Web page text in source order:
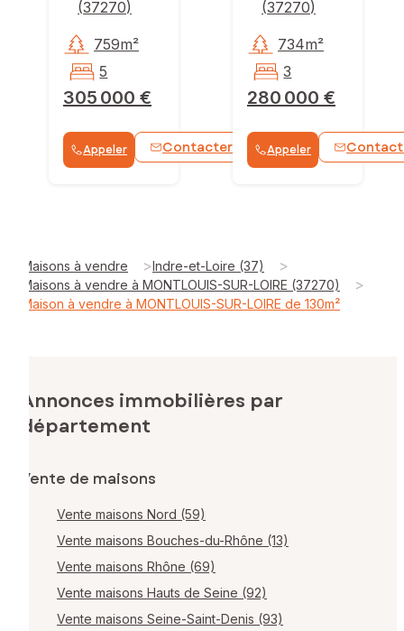
(37270)
305 000 €
759m²
5
Appeler Contacter WhatsApp
(37270)
280 000 €
734m²
3
Appeler
Maisons à vendre >Indre-et-Loire (37) >
Maisons à vendre à MONTLOUIS-SUR-LOIRE (37270) >
Maison à vendre à MONTLOUIS-SUR-LOIRE de 130m²
Annonces immobilières par
département
Vente de maisons
Vente maisons Nord (59)
Vente maisons Bouches-du-Rhône (13)
Vente maisons Rhône (69)
Vente maisons Hauts de Seine (92)
Vente maisons Seine-Saint-Denis (93)